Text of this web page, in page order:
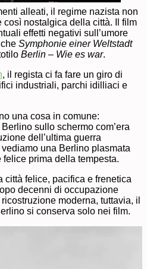
alleati, il regime nazista non
così nostalgica della città. Il film
effetti negativi sull’umore
Symphonie einer Weltstadt
Berlin – Wie es war.
, il regista ci fa fare un giro di
industriali, parchi idilliaci e
una cosa in comune:
sullo schermo com’era
dell’ultima guerra
una Berlino plasmata
felice prima della tempesta.
città felice, pacifica e frenetica
decenni di occupazione
moderna, tuttavia, il
si conserva solo nei film.